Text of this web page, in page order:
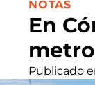
En
NOTAS
Publicado